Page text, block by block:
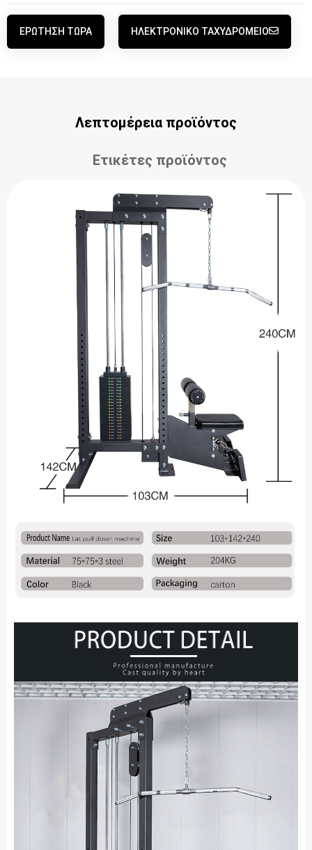
ΕΡΏΤΗΣΗ ΤΏΡΑ ΗΛΕΚΤΡΟΝΙΚΌ ΤΑΧΥΔΡΟΜΕΊΟ
Λεπτομέρεια προϊόντος
Ετικέτες προϊόντος